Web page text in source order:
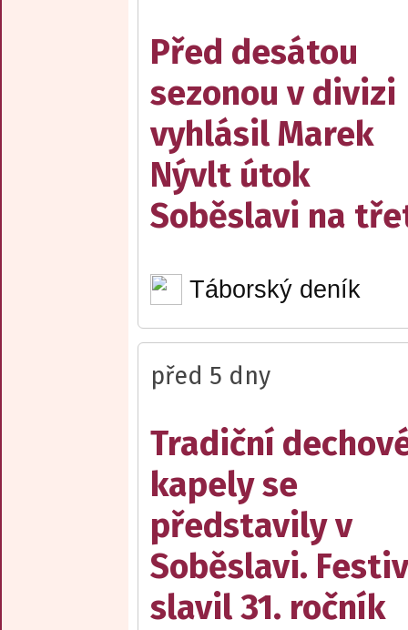
Před desátou
sezonou v divizi
vyhlásil Marek
Nývlt útok
Soběslavi na
Táborský deník
před 5 dny
Tradiční
kapely se
představily v
Soběslavi.
slavil 31. ročník